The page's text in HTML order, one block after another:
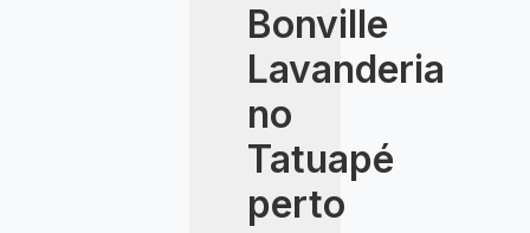
Bonville
Lavanderia
no
Tatuapé
perto